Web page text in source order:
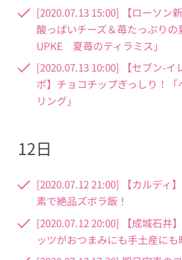
[2020.07.13 15:00] 【ローソン
酸っぱいチーズ＆苺たっぷりの
UPKE 夏苺のティラミス」
[2020.07.13 10:00] 【セブン-イ
ポ】チョコチップぎっしり！「
リング」
12日
[2020.07.12 21:00] 【カルディ
素で絶品ズボラ飯！
[2020.07.12 20:00] 【成城石井
ッツがおつまみにも手土産に